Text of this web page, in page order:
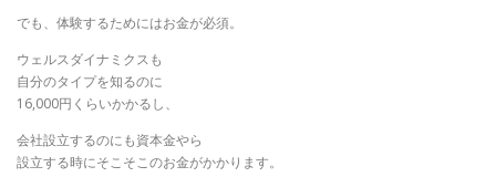
でも、体験するためにはお金が必須。
ウェルスダイナミクスも
自分のタイプを知るのに
16,000円くらいかかるし、
会社設立するのにも資本金やら
設立する時にそこそこのお金がかかります。